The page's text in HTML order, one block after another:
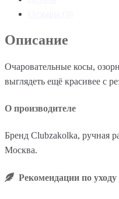
Описание
Очаровательные косы,
выглядеть ещё красивее с
О производителе
Бренд Clubzakolka, ручная
Москва.
Рекомендации по уходу